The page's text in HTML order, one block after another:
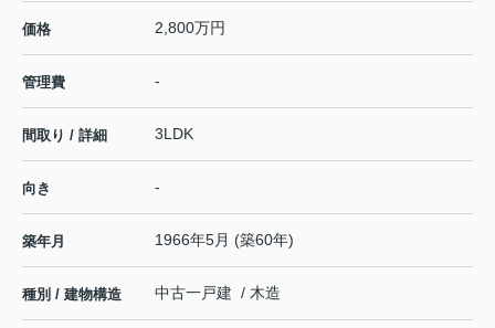
価格 2,800万円
管理費 -
間取り / 詳細 3LDK
向き -
築年月 1966年5月 (築60年)
種別 / 建物構造 中古一戸建 / 木造